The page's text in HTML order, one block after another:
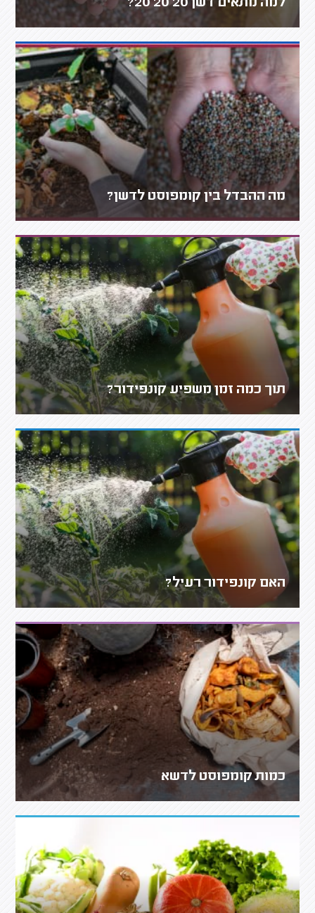
למה מתאים דשן 20 20 20?
מה ההבדל בין קומפוסט לדשן?
תוך כמה זמן משפיע קונפידור?
האם קונפידור רעיל?
כמות קומפוסט לדשא